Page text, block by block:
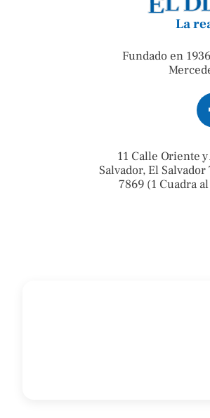
La
Fundado en
11 Calle Oriente
Salvador, El
7869 (1 Cuadra